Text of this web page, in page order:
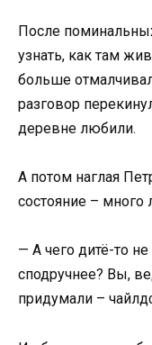
После
узнать, как там
больше
разговор
деревне любили.
А потом наглая
состояние – много
— А чего дитё-то
сподручнее? Вы,
придумали –